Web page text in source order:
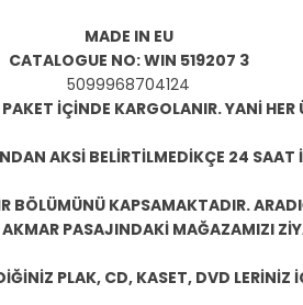
MADE IN EU
CATALOGUE NO: WIN 519207 3
5099968704124
İÇİNDE KARGOLANIR. YANİ
AKSİ BELİRTİLMEDİKÇE 24
BÖLÜMÜNÜ KAPSAMAKTADIR.
PASAJINDAKİ MAĞAZAMIZI
PLAK, CD, KASET, DVD LERİNİZ